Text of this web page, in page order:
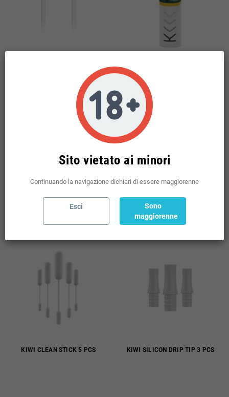
COMPRA
Disponibili: 73 pz
COMPRA
KIWI CLEAN STICK 5 PCS KIWI SILICON DRIP TIP 3 PCS
Sito vietato ai minori
Continuando la navigazione dichiari di essere maggiorenne
Esci
Sono
maggiorenne